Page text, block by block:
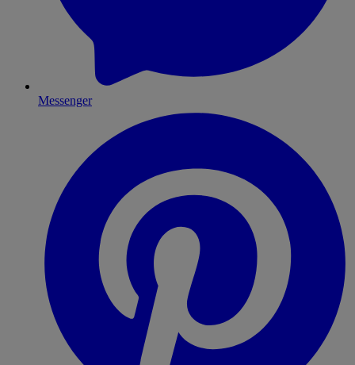
Messenger